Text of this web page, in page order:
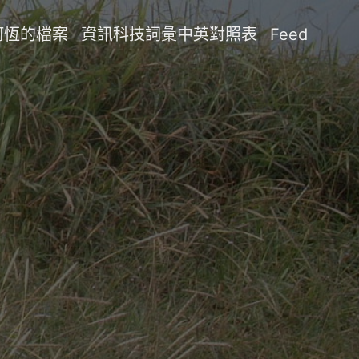
恆的檔案 資訊科技詞彙中英對照表 Feed